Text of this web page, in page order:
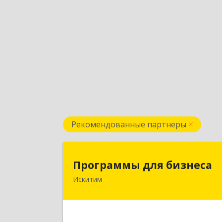
Рекомендованные партнеры
Программы для бизнеса
Искитим
Программы для